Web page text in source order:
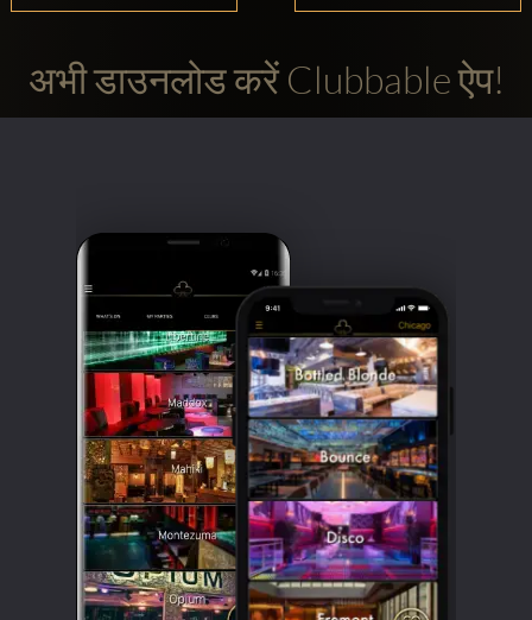
अभी डाउनलोड करें Clubbable ऐप!